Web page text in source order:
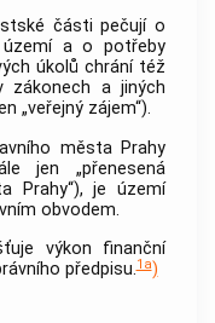
části pečují o
území a o potřeby
úkolů chrání též
zákonech a jiných
„veřejný zájem“).
města Prahy
jen „přenesená
Prahy“), je území
obvodem.
výkon finanční
předpisu.1a)